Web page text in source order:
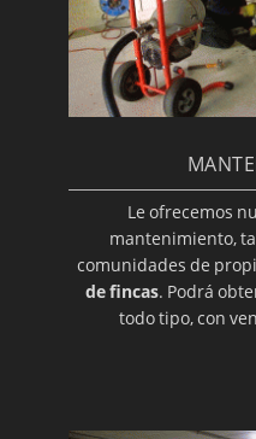
Le ofrecemos
mantenimiento,
comunidades de
de fincas. Podrá
todo tipo, con